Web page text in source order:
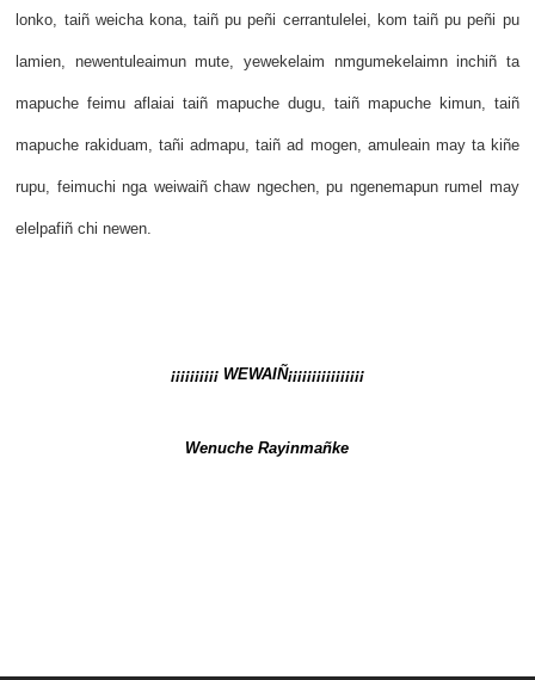
lonko, taiñ weicha kona, taiñ pu peñi cerrantulelei, kom taiñ pu peñi pu
lamien, newentuleaimun mute, yewekelaim nmgumekelaimn inchiñ ta
mapuche feimu aflaiai taiñ mapuche dugu, taiñ mapuche kimun, taiñ
mapuche rakiduam, tañi admapu, taiñ ad mogen, amuleain may ta kiñe
rupu, feimuchi nga weiwaiñ chaw ngechen, pu ngenemapun rumel may
elelpafiñ chi newen.
¡¡¡¡¡¡¡¡¡¡ WEWAIÑ¡¡¡¡¡¡¡¡¡¡¡¡¡¡¡¡
Wenuche Rayinmañke